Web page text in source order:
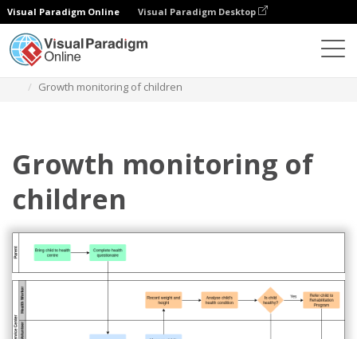
Visual Paradigm Online Visual Paradigm Desktop
Growth monitoring of children
Growth monitoring of
children